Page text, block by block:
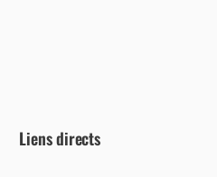
Liens directs